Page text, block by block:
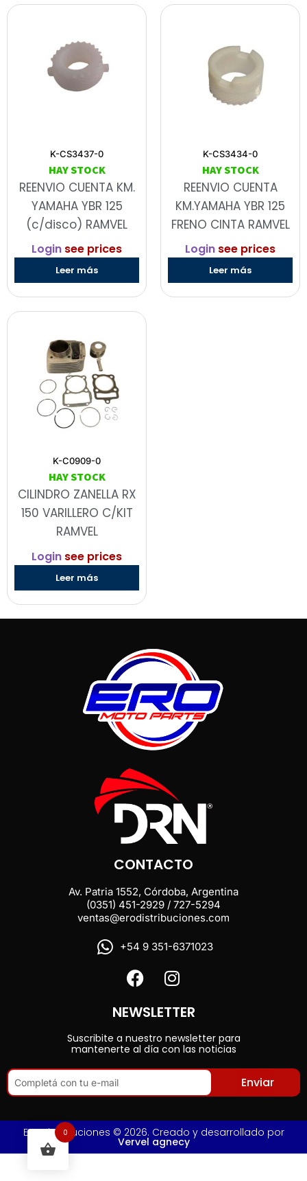
K-CS3437-0
HAY STOCK
REENVIO CUENTA KM.
YAMAHA YBR 125
(c/disco) RAMVEL
Login see prices
Leer más
K-CS3434-0
HAY STOCK
REENVIO CUENTA
KM.YAMAHA YBR 125
FRENO CINTA RAMVEL
Login see prices
Leer más
K-C0909-0
HAY STOCK
CILINDRO ZANELLA RX
150 VARILLERO C/KIT
RAMVEL
Login see prices
Leer más
CONTACTO
Av. Patria 1552, Córdoba, Argentina
(0351) 451-2929 / 727-5294
ventas@erodistribuciones.com
+54 9 351-6371023
NEWSLETTER
Suscribite a nuestro newsletter para
mantenerte al día con las noticias
Enviar
Ero Distribuciones © 2026. Creado y desarrollado por
Vervel agnecy
0